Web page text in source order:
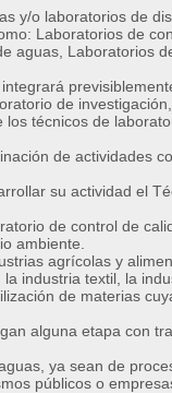
y/o laboratorios de
Laboratorios de
aguas, Laboratorios
de
técnicos de
de actividades
su actividad el
de control de
ambiente.
agrícolas y
industria textil, la
de materias
alguna etapa con
ya sean de
públicos o